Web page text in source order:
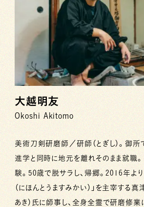
大越明友
Okoshi Akitomo
美術刀剣研磨師／研師（とぎし）。御所
進学と同時に地元を離れそのまま就職
験。50歳で脱サラし、帰郷。2016年よ
（にほんとうますみかい）」を主宰する真
あき）氏に師事し、全身全霊で研磨修業